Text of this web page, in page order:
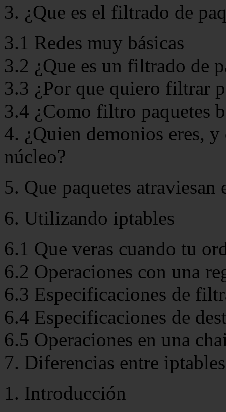
3. ¿Que es el filtrado de
3.1 Redes muy básicas
3.2 ¿Que es un filtrado de
3.3 ¿Por que quiero filtrar
3.4 ¿Como filtro paquetes
4. ¿Quien demonios eres,
núcleo?
5. Que paquetes
6. Utilizando iptables
6.1 Que veras cuando tu
6.2 Operaciones con una
6.3 Especificaciones de
6.4 Especificaciones de
6.5 Operaciones en una
7. Diferencias entre
1. Introducción